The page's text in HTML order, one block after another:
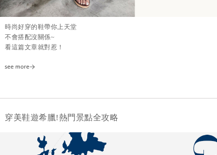
時尚好穿的鞋帶你上天堂
不會搭配沒關係~
看這篇文章就對惹！
穿美鞋遊希臘!熱門景點全攻略